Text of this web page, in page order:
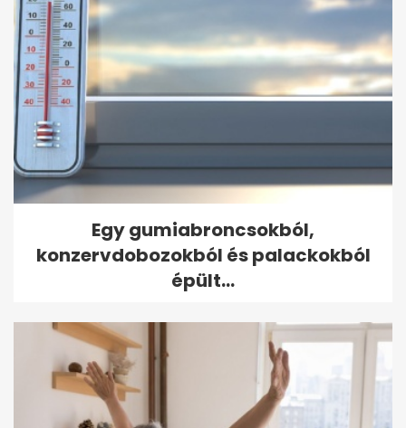
Egy gumiabroncsokból,
konzervdobozokból és palackokból
épült...